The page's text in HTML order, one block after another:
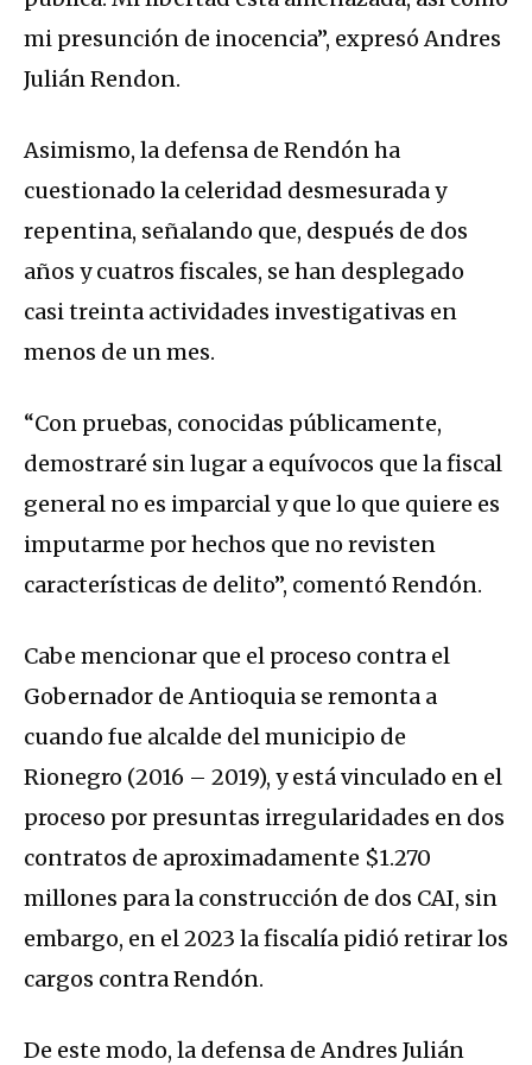
mi presunción de inocencia”, expresó Andres
Julián Rendon.
Asimismo, la defensa de Rendón ha
cuestionado la celeridad desmesurada y
repentina, señalando que, después de dos
años y cuatros fiscales, se han desplegado
casi treinta actividades investigativas en
menos de un mes.
“Con pruebas, conocidas públicamente,
demostraré sin lugar a equívocos que la fiscal
general no es imparcial y que lo que quiere es
imputarme por hechos que no revisten
características de delito”, comentó Rendón.
Cabe mencionar que el proceso contra el
Gobernador de Antioquia se remonta a
cuando fue alcalde del municipio de
Rionegro (2016 – 2019), y está vinculado en el
proceso por presuntas irregularidades en dos
contratos de aproximadamente $1.270
millones para la construcción de dos CAI, sin
embargo, en el 2023 la fiscalía pidió retirar los
cargos contra Rendón.
De este modo, la defensa de Andres Julián